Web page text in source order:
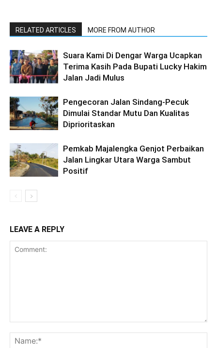
RELATED ARTICLES MORE FROM AUTHOR
Suara Kami Di Dengar Warga Ucapkan
Terima Kasih Pada Bupati Lucky Hakim
Jalan Jadi Mulus
Pengecoran Jalan Sindang-Pecuk
Dimulai Standar Mutu Dan Kualitas
Diprioritaskan
Pemkab Majalengka Genjot Perbaikan
Jalan Lingkar Utara Warga Sambut
Positif
LEAVE A REPLY